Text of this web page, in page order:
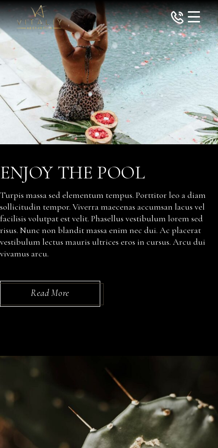
Skip
to
the
content
ENJOY THE POOL
Turpis massa sed elementum tempus. Porttitor leo a diam
sollicitudin tempor. Viverra maecenas accumsan lacus vel
facilisis volutpat est velit. Phasellus vestibulum lorem sed
risus. Nunc non blandit massa enim nec dui. Ac placerat
vestibulum lectus mauris ultrices eros in cursus. Arcu dui
vivamus arcu.
Read More